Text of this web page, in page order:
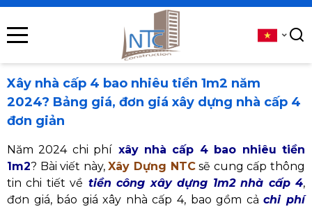
Xây nhà cấp 4 bao nhiêu tiền 1m2 năm
2024? Bảng giá, đơn giá xây dựng nhà cấp 4
đơn giản
Năm 2024 chi phí xây nhà cấp 4 bao nhiêu tiền
1m2? Bài viết này,Xây Dựng NTCsẽ cung cấp thông
tin chi tiết về tiền công xây dựng 1m2 nhà cấp 4,
đơn giá, báo giá xây nhà cấp 4, bao gồm cảchi phí